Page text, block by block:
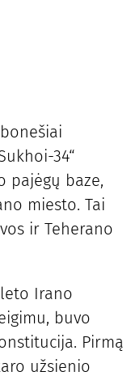
34“
pajėgų baze,
miesto. Tai
ir Teherano
Irano
buvo
Pirmą
užsienio